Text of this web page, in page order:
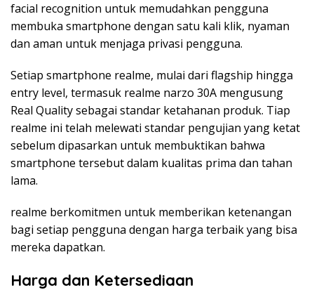
facial recognition untuk memudahkan pengguna
membuka smartphone dengan satu kali klik, nyaman
dan aman untuk menjaga privasi pengguna.
Setiap smartphone realme, mulai dari flagship hingga
entry level, termasuk realme narzo 30A mengusung
Real Quality sebagai standar ketahanan produk. Tiap
realme ini telah melewati standar pengujian yang ketat
sebelum dipasarkan untuk membuktikan bahwa
smartphone tersebut dalam kualitas prima dan tahan
lama.
realme berkomitmen untuk memberikan ketenangan
bagi setiap pengguna dengan harga terbaik yang bisa
mereka dapatkan.
Harga dan Ketersediaan